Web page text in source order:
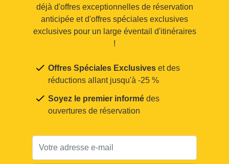
déjà d'offres exceptionnelles de réservation
anticipée et d'offres spéciales exclusives
exclusives pour un large éventail d'itinéraires
!
Offres Spéciales Exclusives et des
réductions allant jusqu'à -25 %
Soyez le premier informé des
ouvertures de réservation